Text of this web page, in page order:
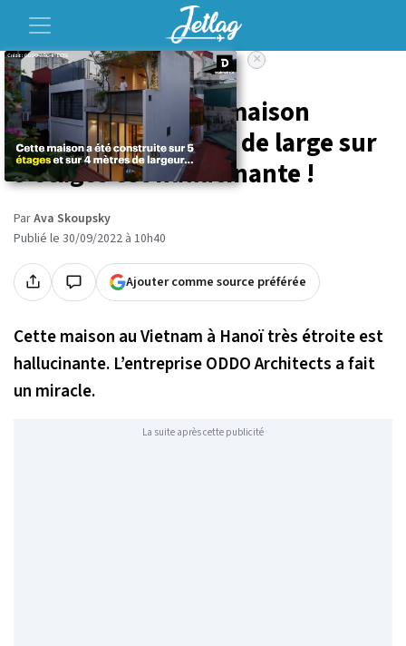
Accueil Voyage
Au Vietnam, cette maison
étroite de 4 mètres de large sur
5 étages est hallucinante !
ParAva Skoupsky
Publié le 30/09/2022 à 10h40
Ajouter comme source préférée
×
Cette maison au Vietnam à Hanoï très étroite est
hallucinante. L’entreprise ODDO Architects a fait
un miracle.
La suite après cette publicité